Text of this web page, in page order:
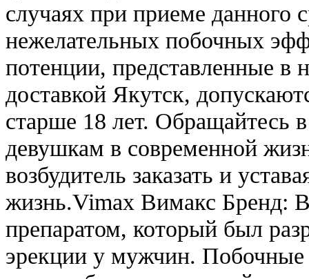
случаях при приеме данного
нежелательных побочных
потенции, представленные в
доставкой Якутск,
старше 18 лет.
девушкам в современной
возбудитель заказать и
жизнь.Vimax Вимакс Бренд:
препаратом, который был
эрекции у мужчин. Побочные